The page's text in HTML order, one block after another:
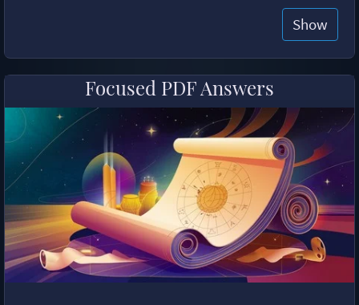
Show
Focused PDF Answers